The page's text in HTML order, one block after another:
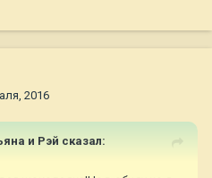
2016
и Рэй сказал: